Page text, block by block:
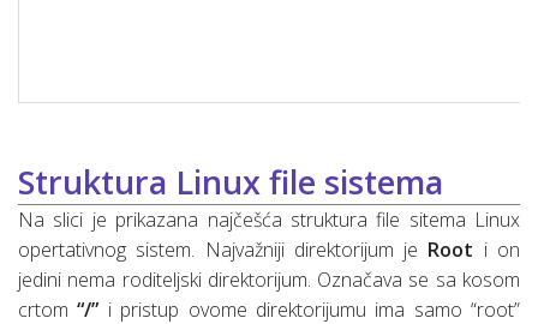
Struktura Linux file sistema
Na slici je prikazana najčešća struktura file sitema Linux
opertativnog sistem. Najvažniji direktorijum je Root i on
jedini nema roditeljski direktorijum. Označava se sa kosom
crtom“/” i pristup ovome direktorijumu ima samo “root”